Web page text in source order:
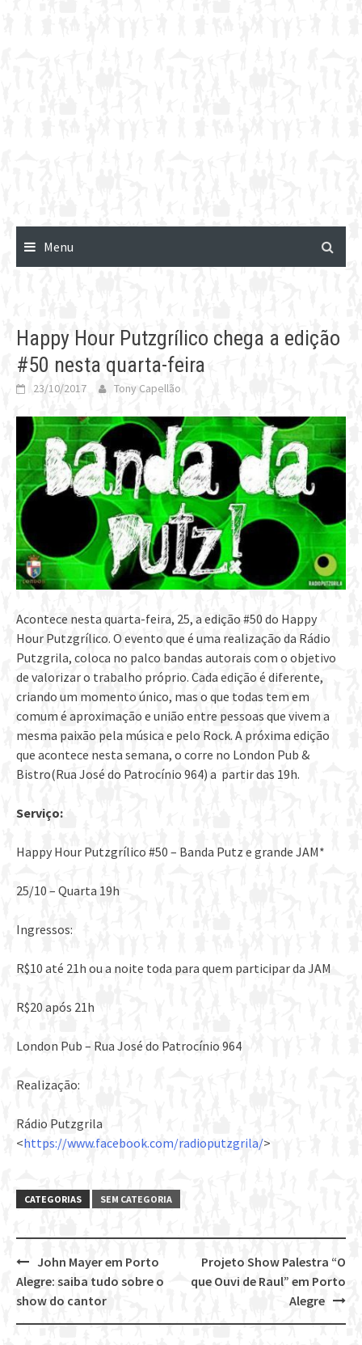
Menu
Happy Hour Putzgrílico chega a edição
#50 nesta quarta-feira
23/10/2017 Tony Capellão
Acontece nesta quarta-feira, 25, a edição #50 do Happy
Hour Putzgrílico. O evento que é uma realização da Rádio
Putzgrila, coloca no palco bandas autorais com o objetivo
de valorizar o trabalho próprio. Cada edição é diferente,
criando um momento único, mas o que todas tem em
comum é aproximação e união entre pessoas que vivem a
mesma paixão pela música e pelo Rock. A próxima edição
que acontece nesta semana, o corre no London Pub &
Bistro(Rua José do Patrocínio 964) a partir das 19h.
Serviço:
Happy Hour Putzgrílico #50 – Banda Putz e grande JAM*
25/10 – Quarta 19h
Ingressos:
R$10 até 21h ou a noite toda para quem participar da JAM
R$20 após 21h
London Pub – Rua José do Patrocínio 964
Realização:
Rádio Putzgrila
<https://www.facebook.com/radioputzgrila/>
CATEGORIAS SEM CATEGORIA
Post
navigation
Projeto Show Palestra “O
que Ouvi de Raul” em Porto
Alegre
John Mayer em Porto
Alegre: saiba tudo sobre o
show do cantor